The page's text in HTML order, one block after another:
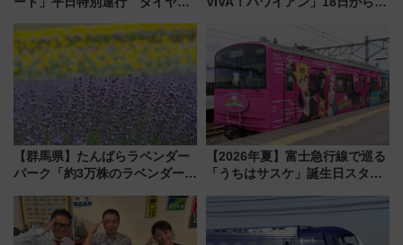
三浦海岸を堪能できるお出かけ
プランもご紹介
ァミリーから大人まで幅広い世
代が一日中楽しる夏のリゾート
を楽しんで
【群馬県】たんばらラベンダー
パーク「約3万株のラベンダー」
で都心から約1時間半で夏の絶景
を！
【2026年夏】富士急行線で巡る
「うちはサスケ」誕生日スタン
定グルメ＆グッズ徹底ガイド